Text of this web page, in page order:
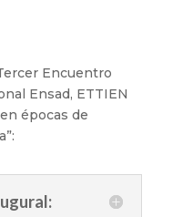
Encuentro
Ensad, ETTIEN
épocas de